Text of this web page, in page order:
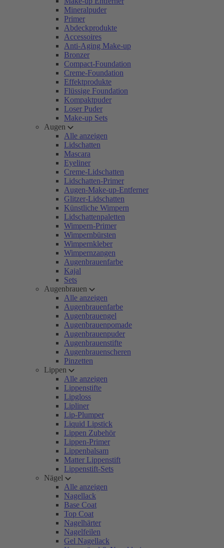
Mineralpuder
Primer
Abdeckprodukte
Accessoires
Anti-Aging Make-up
Bronzer
Compact-Foundation
Creme-Foundation
Effektprodukte
Flüssige Foundation
Kompaktpuder
Loser Puder
Make-up Sets
Augen
Alle anzeigen
Lidschatten
Mascara
Eyeliner
Creme-Lidschatten
Lidschatten-Primer
Augen-Make-up-Entferner
Glitzer-Lidschatten
Künstliche Wimpern
Lidschattenpaletten
Wimpern-Primer
Wimpernbürsten
Wimpernkleber
Wimpernzangen
Augenbrauenfarbe
Kajal
Sets
Augenbrauen
Alle anzeigen
Augenbrauenfarbe
Augenbrauengel
Augenbrauenpomade
Augenbrauenpuder
Augenbrauenstifte
Augenbrauenscheren
Pinzetten
Lippen
Alle anzeigen
Lippenstifte
Lipgloss
Lipliner
Lip-Plumper
Liquid Lipstick
Lippen Zubehör
Lippen-Primer
Lippenbalsam
Matter Lippenstift
Lippenstift-Sets
Nägel
Alle anzeigen
Nagellack
Base Coat
Top Coat
Nagelhärter
Nagelfeilen
Gel Nagellack